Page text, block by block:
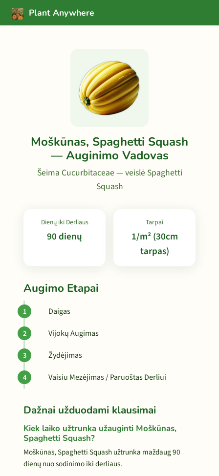
Plant Anywhere
Moškūnas, Spaghetti Squash
— Auginimo Vadovas
Šeima Cucurbitaceae — veislė Spaghetti
Squash
Dienų iki Derliaus
90 dienų
Tarpai
1/m² (30cm
tarpas)
Augimo Etapai
Daigas
Vijokų Augimas
Žydėjimas
Vaisiu Mezėjimas / Paruoštas Derliui
Dažnai užduodami klausimai
Kiek laiko užtrunka užauginti Moškūnas,
Spaghetti Squash?
Moškūnas, Spaghetti Squash užtrunka maždaug 90
dienų nuo sodinimo iki derliaus.